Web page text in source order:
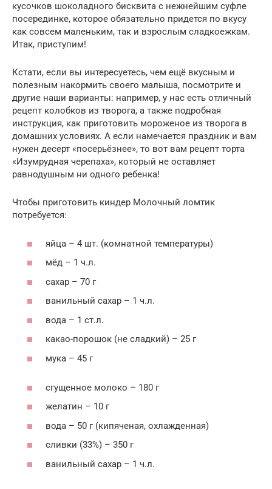
кусочков шоколадного бисквита с нежнейшим суфле
посерединке, которое обязательно придется по вкусу
как совсем маленьким, так и взрослым сладкоежкам.
Итак, приступим!
Кстати, если вы интересуетесь, чем ещё вкусным и
полезным накормить своего малыша, посмотрите и
другие наши варианты: например, у нас есть отличный
рецепт колобков из творога, а также подробная
инструкция, как приготовить мороженое из творога в
домашних условиях. А если намечается праздник и вам
нужен десерт «посерьёзнее», то вот вам рецепт торта
«Изумрудная черепаха», который не оставляет
равнодушным ни одного ребенка!
Чтобы приготовить киндер Молочный ломтик
потребуется:
яйца – 4 шт. (комнатной температуры)
мёд – 1 ч.л.
сахар – 70 г
ванильный сахар – 1 ч.л.
вода – 1 ст.л.
какао-порошок (не сладкий) – 25 г
мука – 45 г
сгущенное молоко – 180 г
желатин – 10 г
вода – 50 г (кипяченая, охлажденная)
сливки (33%) – 350 г
ванильный сахар – 1 ч.л.